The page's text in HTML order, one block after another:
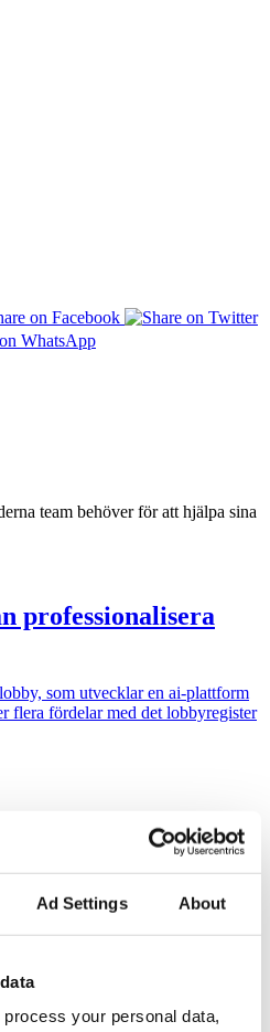
Ad Settings About
process your personal data,
team behöver för att hjälpa sina
professionalisera
som utvecklar en ai-plattform
flera fördelar med det lobbyregister
döda Almedalens
den öppna arenan och in i det
att ursprungstanken bakom